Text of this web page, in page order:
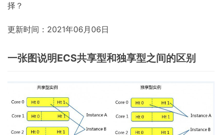
择？
更新时间：2021年06月06日
一张图说明ECS共享型和独享型之间的区别